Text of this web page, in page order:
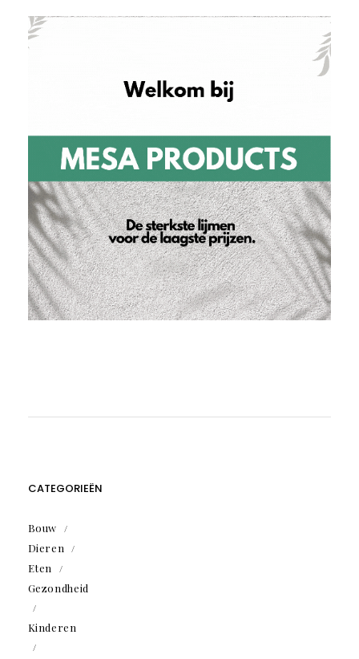
CATEGORIEËN
Bouw
Dieren
Eten
Gezondheid
Kinderen